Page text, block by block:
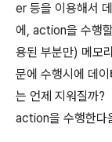
er 등을 이용해서
에, action을 수행
용된 부분만) 메모
문에 수행시에 데
는 언제 지워질까?
action을 수행한다